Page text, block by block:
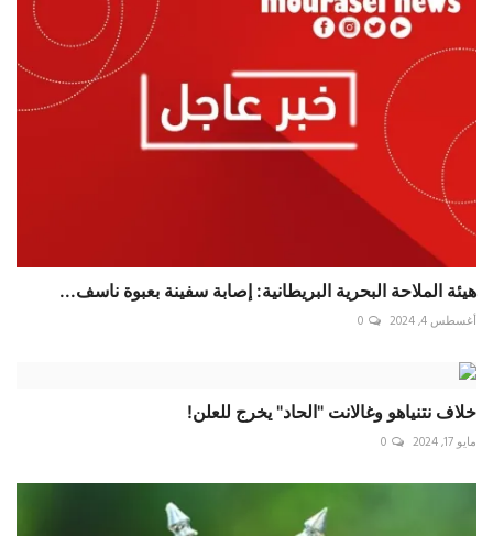
هيئة الملاحة البحرية البريطانية: إصابة سفينة بعبوة ناسف...
أغسطس 4, 2024 0
خلاف نتنياهو وغالانت "الحاد" يخرج للعلن!
مايو 17, 2024 0